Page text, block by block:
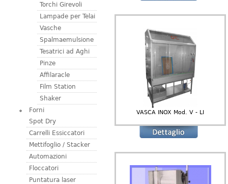
Torchi Girevoli
Lampade per Telai
Vasche
Spalmaemulsione
Tesatrici ad Aghi
Pinze
Affilaracle
Film Station
Shaker
Forni
Spot Dry
Carrelli Essiccatori
Mettifoglio / Stacker
Automazioni
Floccatori
Puntatura laser
VASCA INOX Mod. V - LI